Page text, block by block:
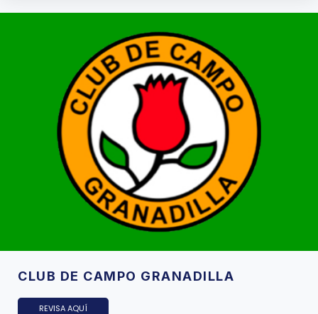
CLUB DE CAMPO GRANADILLA
REVISA AQUÍ